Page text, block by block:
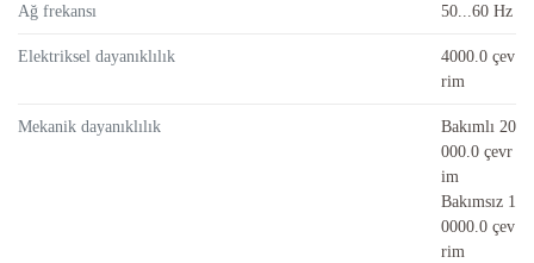
Ağ frekansı 50...60 Hz
Elektriksel dayanıklılık
4000.0 çev
rim
Mekanik dayanıklılık
Bakımlı 20
000.0 çevr
im
Bakımsız 1
0000.0 çev
rim